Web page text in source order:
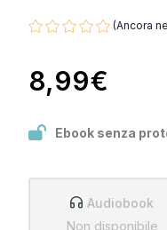
(Ancora
8,99€
Ebook senza
Audiobook
Non disponibile